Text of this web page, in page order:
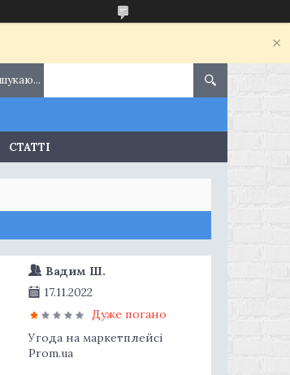
СТАТТІ
Вадим Ш.
17.11.2022
Дуже погано
Угода на маркетплейсі
Prom.ua